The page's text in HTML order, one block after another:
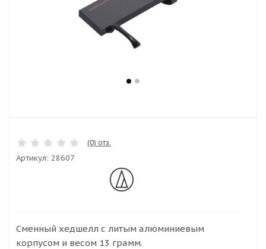
(0) отз.
Артикул: 28607
Сменный хедшелл с литым алюминиевым
корпусом и весом 13 грамм.